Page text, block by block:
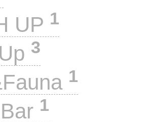
UP 1
3
1
1